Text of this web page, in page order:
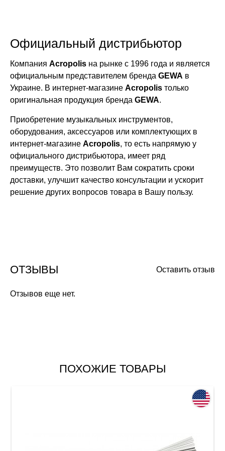
Официальный дистрибьютор
Компания Acropolis на рынке с 1996 года и является
официальным представителем бренда GEWA в
Украине. В интернет-магазине Acropolis только
оригинальная продукция бренда GEWA.
Приобретение музыкальных инструментов,
оборудования, аксессуаров или комплектующих в
интернет-магазине Acropolis, то есть напрямую у
официального дистрибьютора, имеет ряд
преимуществ. Это позволит Вам сократить сроки
доставки, улучшит качество консультации и ускорит
решение других вопросов товара в Вашу пользу.
Оставить отзыв
ОТЗЫВЫ
Отзывов еще нет.
ПОХОЖИЕ ТОВАРЫ